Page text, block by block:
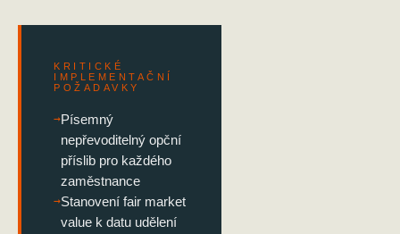
KRITICKÉ
IMPLEMENTAČNÍ
POŽADAVKY
→Písemný
nepřevoditelný opční
příslib pro každého
zaměstnance
→Stanovení fair market
value k datu udělení